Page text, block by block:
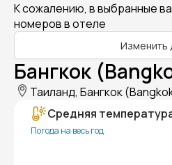
К сожалению, в выбранные
номеров в отеле
Изменить
Бангкок
Таиланд, Бангкок
Средняя
Погода на весь год